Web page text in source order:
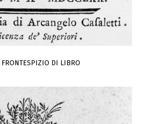
DI LIBRO